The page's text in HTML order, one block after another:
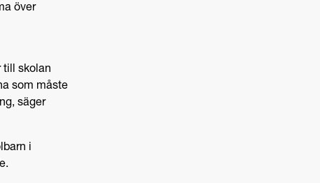
över
till skolan
som måste
säger
i